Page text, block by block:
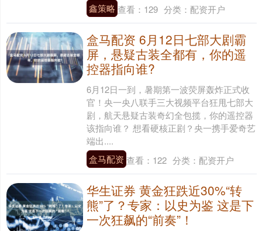
鑫策略 查看： 129 分类： 配资开户
盒马配资 6月12日七部大剧霸
屏，悬疑古装全都有，你的遥
控器指向谁?
6月12日一到，暑期第一波荧屏轰炸正式收
官！央一央八联手三大视频平台狂甩七部大
剧，航天悬疑古装奇幻全包揽，你的遥控器
该指向谁？ 想看硬核正剧？央一携手爱奇艺
端出....
盒马配资 查看： 122 分类： 配资开户
华生证券 黄金狂跌近30%“转
熊”了？专家：以史为鉴 这是下
一次狂飙的“前奏”！